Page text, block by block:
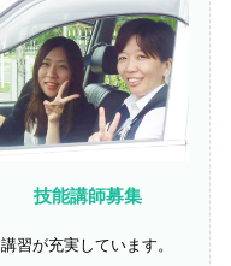
技能講師募集
講習が充実しています。